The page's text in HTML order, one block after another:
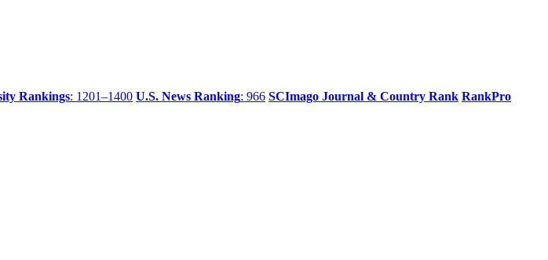
Rankings: 1201–1400 U.S. News Ranking: 966 SCImago Journal & Country Rank RankPro